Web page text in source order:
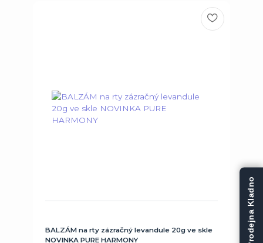
BALZÁM na rty zázračný levandule 20g ve skle
NOVINKA PURE HARMONY
Prodejna Kladno